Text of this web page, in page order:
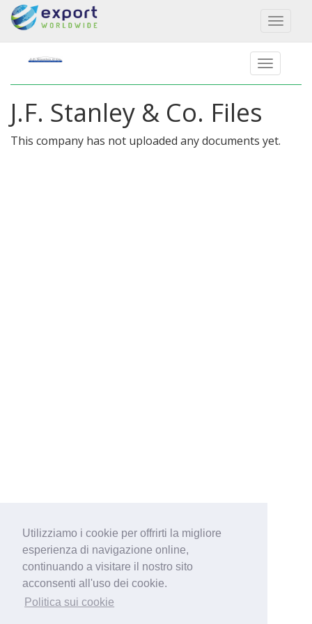
Utilizziamo i cookie per offrirti la migliore
esperienza di navigazione online,
continuando a visitare il nostro sito
acconsenti all'uso dei cookie.
Politica sui cookie
Toggle
J.F. Stanley & Co. Files
This company has not uploaded any documents yet.